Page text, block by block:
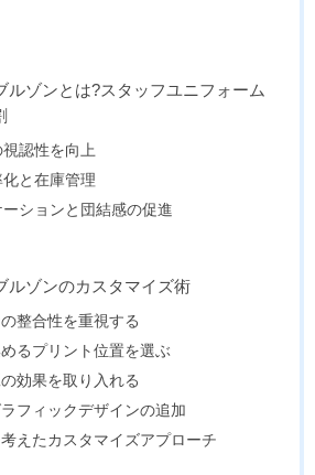
ルゾンとは?スタッフユニフォーム
認性を向上
と在庫管理
ーションと団結感の促進
ルゾンのカスタマイズ術
整合性を重視する
るプリント位置を選ぶ
効果を取り入れる
フィックデザインの追加
えたカスタマイズアプローチ